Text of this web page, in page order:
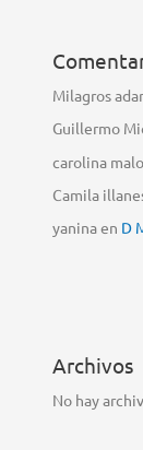
Milagros
Guillermo
carolina
Camila
yaninaen D
Archivos
No hay